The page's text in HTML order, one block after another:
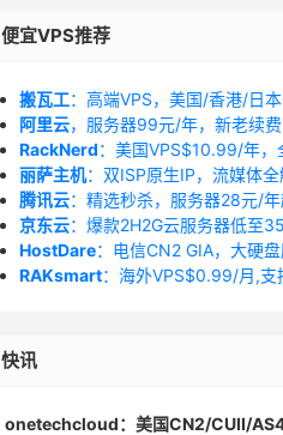
便宜VPS推荐
搬瓦工：高端VPS，美国/香港/日
阿里云，服务器99元/年，新老续
RackNerd：美国VPS$10.99/年，
丽萨主机：双ISP原生IP，流媒体全
腾讯云：精选秒杀，服务器28元/
京东云：爆款2H2G云服务器低至
HostDare：电信CN2 GIA，大硬
RAKsmart：海外VPS$0.99/月,支
快讯
onetechcloud：美国CN2/CUII/